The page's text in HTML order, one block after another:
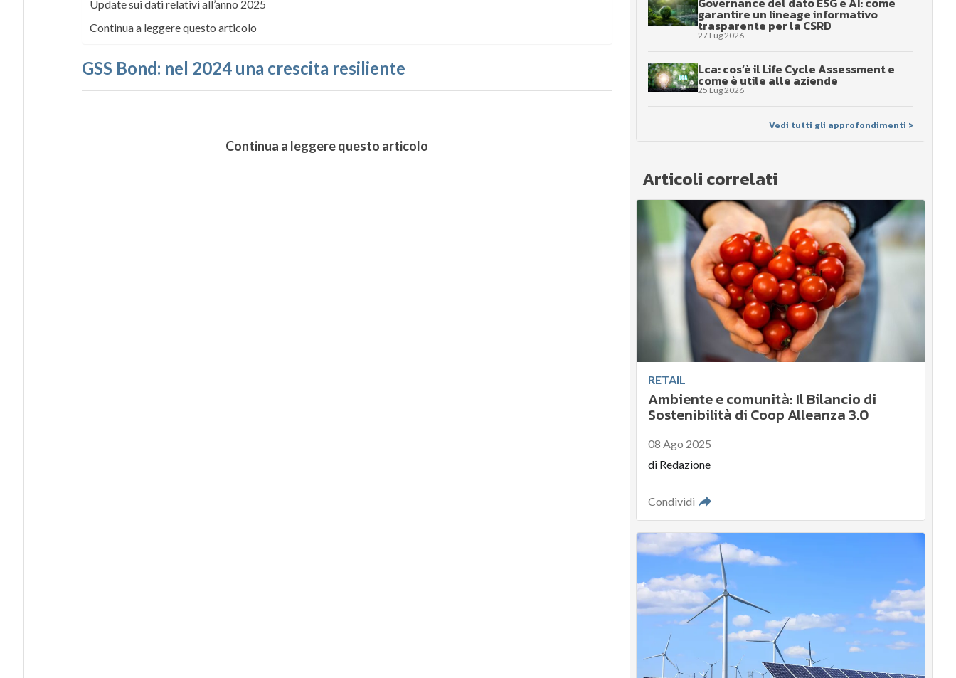
Update sui dati relativi all’anno 2025
Continua a leggere questo articolo
GSS Bond: nel 2024 una crescita resiliente
Continua a leggere questo articolo
garantire un lineage informativo
trasparente per la CSRD
27 Lug 2026
Lca: cos’è il Life Cycle Assessment e
come è utile alle aziende
25 Lug 2026
Vedi tutti gli approfondimenti >
Articoli correlati
RETAIL
Ambiente e comunità: Il Bilancio di
Sostenibilità di Coop Alleanza 3.0
08 Ago 2025
di Redazione
Condividi